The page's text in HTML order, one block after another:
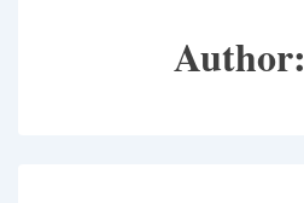
Author: